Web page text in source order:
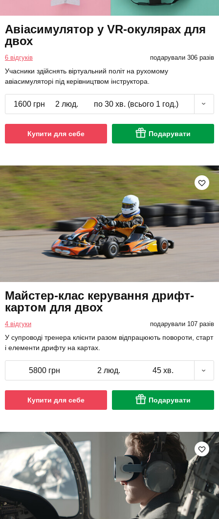
Авіасимулятор у VR-окулярах для
двох
6 відгуків подарували 306 разів
Учасники здійснять віртуальний політ на рухомому
авіасимуляторі під керівництвом інструктора.
1600 грн 2 люд. по 30 хв. (всього 1 год.)
Купити для себе Подарувати
Майстер-клас керування дрифт-
картом для двох
4 відгуки подарували 107 разів
У супроводі тренера клієнти разом відпрацюють повороти, старт
і елементи дрифту на картах.
5800 грн 2 люд. 45 хв.
Купити для себе Подарувати